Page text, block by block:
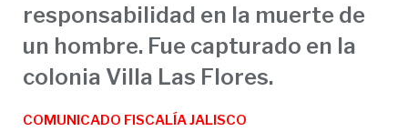
responsabilidad en la muerte de
un hombre. Fue capturado en la
colonia Villa Las Flores.
COMUNICADO FISCALÍA JALISCO